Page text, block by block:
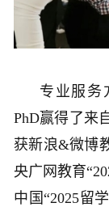
专业服务
PhD赢得了来
获新浪&微博
央广网教育
中国“2025留